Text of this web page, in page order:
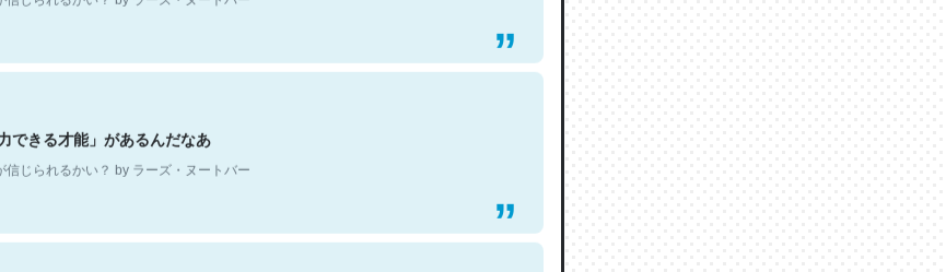
できる才能」があるんだなあ
じられるかい？ by ラーズ・ヌートバー